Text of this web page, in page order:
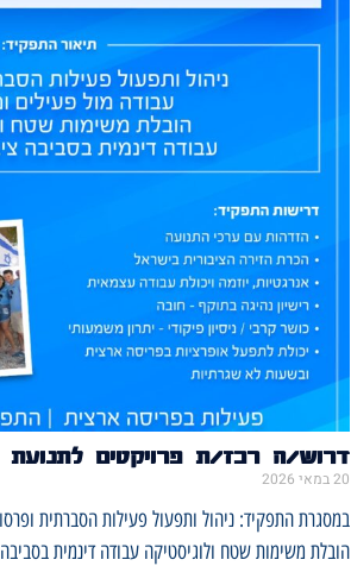
דרוש/ה רכז/ת פרויקטים
20 במאי 2026
במסגרת התפקיד: ניהול ותפעול פעילות הסברתית
הובלת משימות שטח ולוגיסטיקה עבודה דינמית